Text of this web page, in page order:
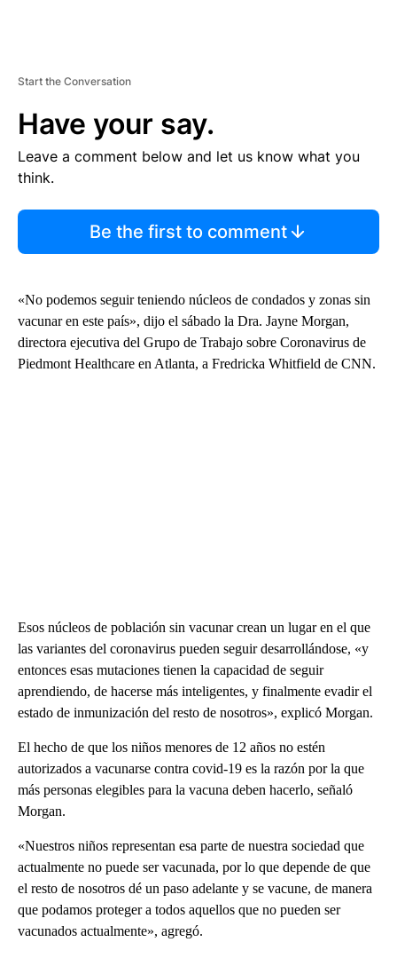
Start the Conversation
Have your say.
Leave a comment below and let us know what you
think.
Be the first to comment
«No podemos seguir teniendo núcleos de condados y zonas sin
vacunar en este país», dijo el sábado la Dra. Jayne Morgan,
directora ejecutiva del Grupo de Trabajo sobre Coronavirus de
Piedmont Healthcare en Atlanta, a Fredricka Whitfield de CNN.
Esos núcleos de población sin vacunar crean un lugar en el que
las variantes del coronavirus pueden seguir desarrollándose, «y
entonces esas mutaciones tienen la capacidad de seguir
aprendiendo, de hacerse más inteligentes, y finalmente evadir el
estado de inmunización del resto de nosotros», explicó Morgan.
El hecho de que los niños menores de 12 años no estén
autorizados a vacunarse contra covid-19 es la razón por la que
más personas elegibles para la vacuna deben hacerlo, señaló
Morgan.
«Nuestros niños representan esa parte de nuestra sociedad que
actualmente no puede ser vacunada, por lo que depende de que
el resto de nosotros dé un paso adelante y se vacune, de manera
que podamos proteger a todos aquellos que no pueden ser
vacunados actualmente», agregó.